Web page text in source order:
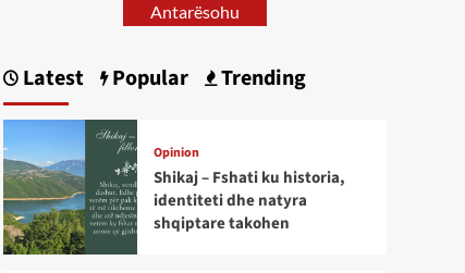
Antarësohu
Latest Popular Trending
Opinion
Shikaj – Fshati ku historia,
identiteti dhe natyra
shqiptare takohen